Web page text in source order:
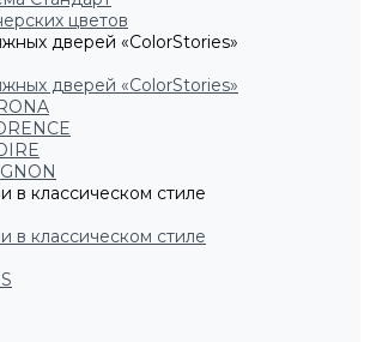
цветов
дверей «ColorStories»
дверей «ColorStories»
в классическом стиле
в классическом стиле